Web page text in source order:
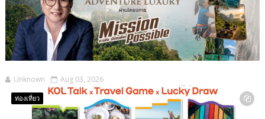
Unknown Aug 03, 2026
ท่องเที่ยว